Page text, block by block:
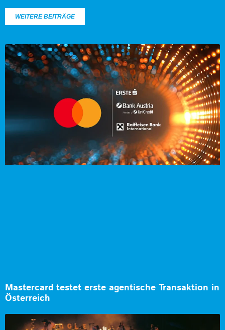
WEITERE BEITRÄGE
Mastercard testet erste agentische Transaktion in
Österreich